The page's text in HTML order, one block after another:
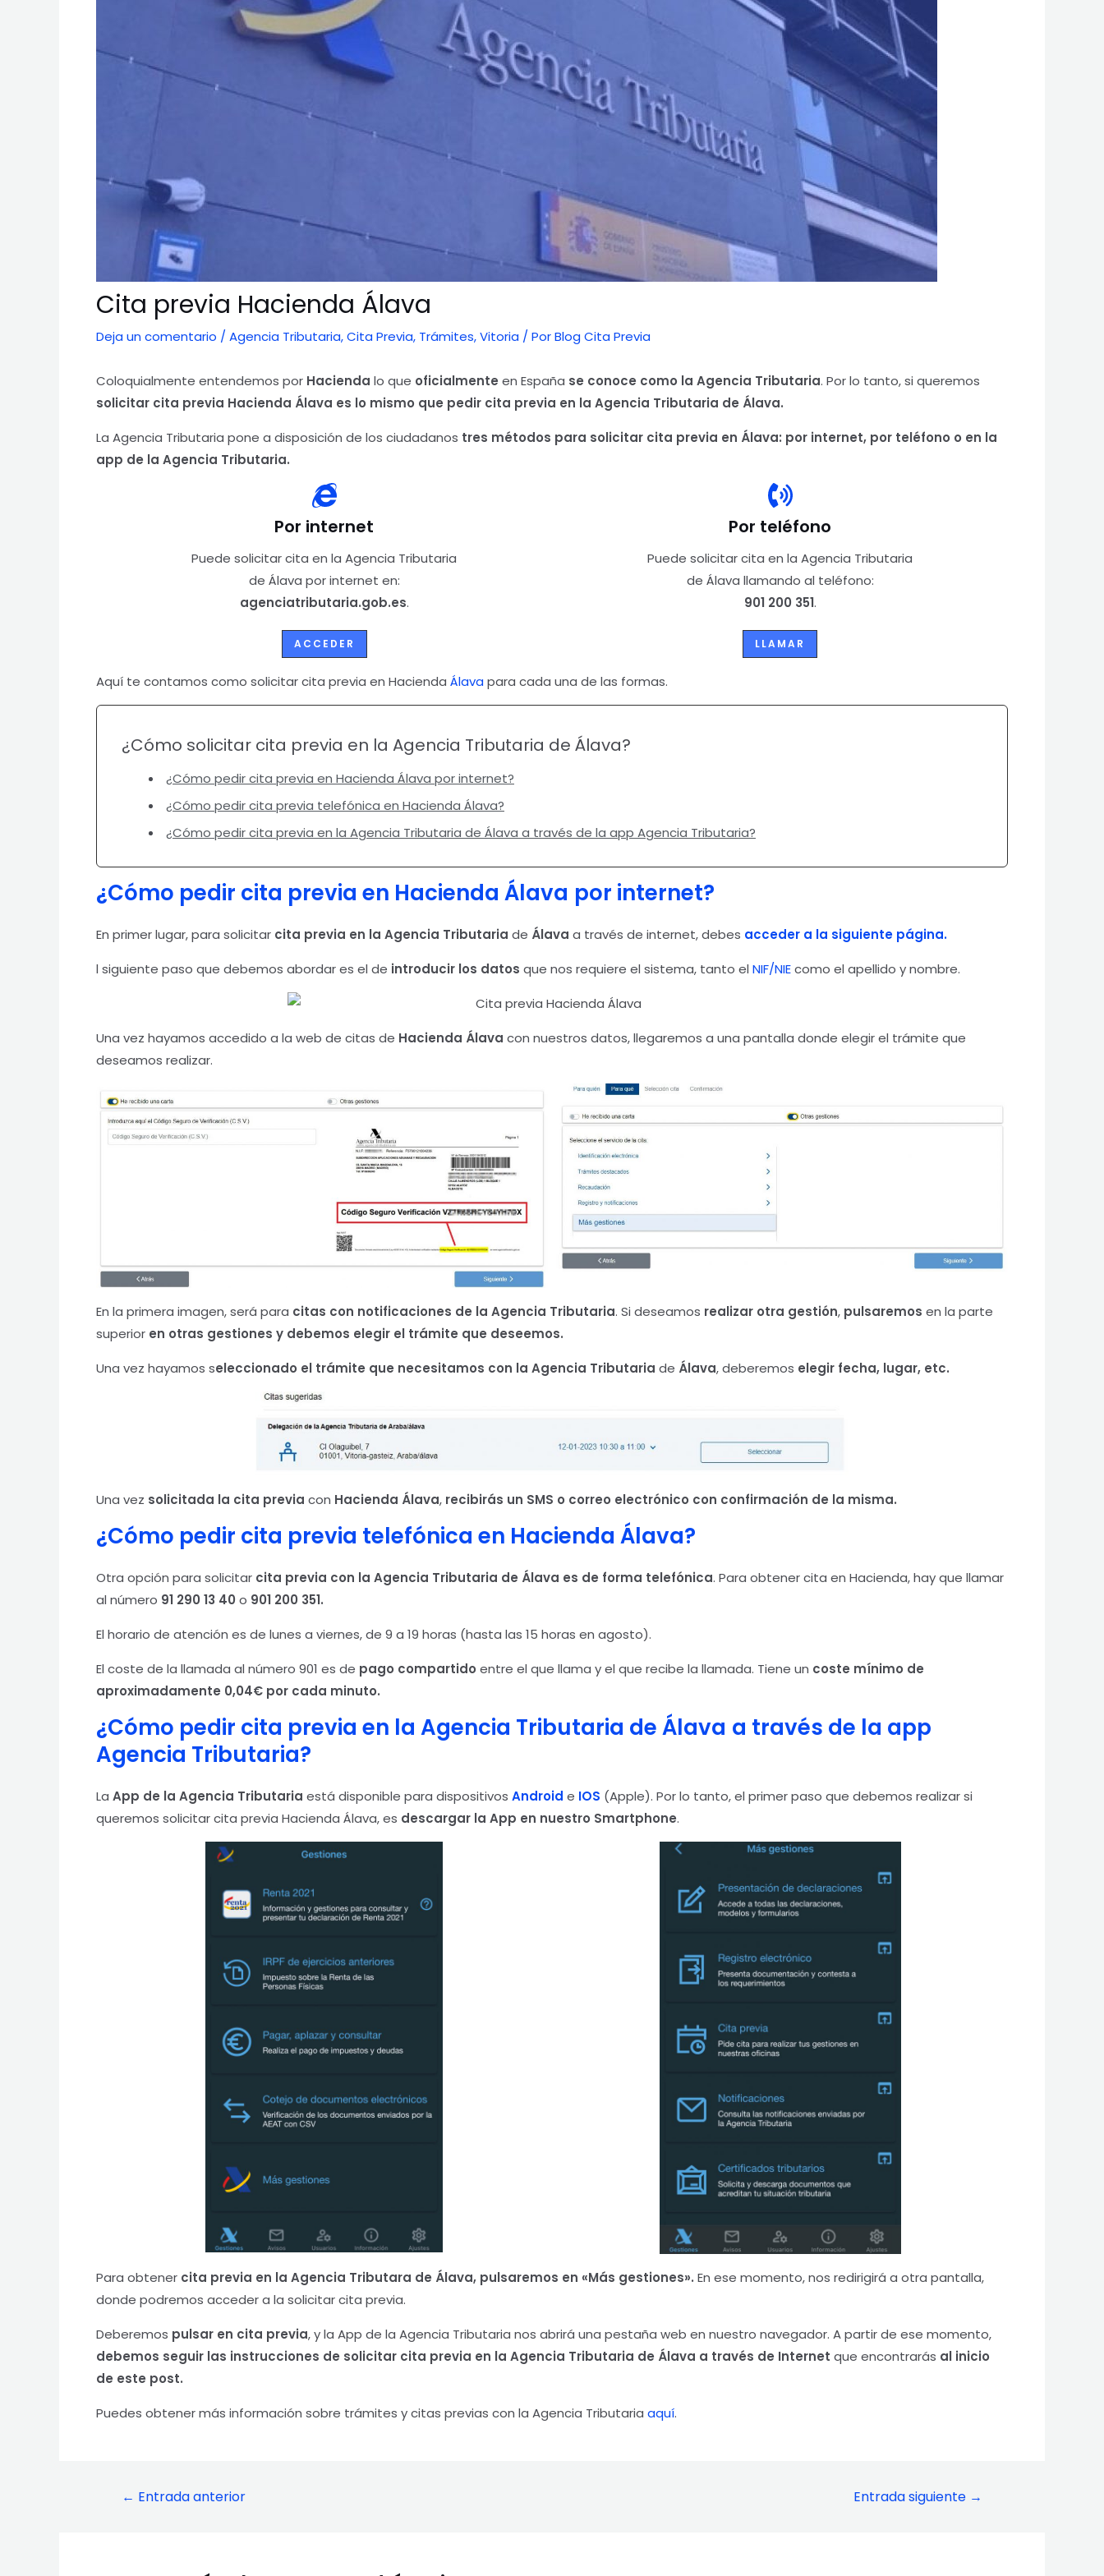
Cita previa Hacienda Álava
Deja un comentario / Agencia Tributaria,Cita Previa, Trámites,Vitoria / PorBlog Cita Previa
Coloquialmente entendemos por Hacienda lo que oficialmente en España se conoce como la Agencia Tributaria. Por lo tanto, si queremos
solicitar cita previa Hacienda Álava es lo mismo que pedir cita previa en la Agencia Tributaria de Álava.
La Agencia Tributaria pone a disposición de los ciudadanos tres métodos para solicitar cita previa en Álava: por internet, por teléfono o en la
app de la Agencia Tributaria.
Por internet
Puede solicitar cita en la Agencia Tributaria
de Álava por internet en:
agenciatributaria.gob.es.
ACCEDER
Por teléfono
Puede solicitar cita en la Agencia Tributaria
de Álava llamando al teléfono:
901 200 351.
LLAMAR
Aquí te contamos como solicitar cita previa en Hacienda Álavapara cada una de las formas.
¿Cómo solicitar cita previa en la Agencia Tributaria de Álava?
¿Cómo pedir cita previa en Hacienda Álava por internet?
¿Cómo pedir cita previa telefónica en Hacienda Álava?
¿Cómo pedir cita previa en la Agencia Tributaria de Álava a través de la app Agencia Tributaria?
¿Cómo pedir cita previa en Hacienda Álava por internet?
En primer lugar, para solicitar cita previa en la Agencia Tributaria de Álava a través de internet, debes acceder a la siguiente página.
l siguiente paso que debemos abordar es el de introducir los datos que nos requiere el sistema, tanto el NIF/NIEcomo el apellido y nombre.
Una vez hayamos accedido a la web de citas de Hacienda Álava con nuestros datos, llegaremos a una pantalla donde elegir el trámite que
deseamos realizar.
En la primera imagen, será para citas con notificaciones de la Agencia Tributaria. Si deseamos realizar otra gestión, pulsaremos en la parte
superior en otras gestiones y debemos elegir el trámite que deseemos.
Una vez hayamos seleccionado el trámite que necesitamos con la Agencia Tributaria de Álava, deberemos elegir fecha, lugar, etc.
Una vez solicitada la cita previa con Hacienda Álava, recibirás un SMS o correo electrónico con confirmación de la misma.
¿Cómo pedir cita previa telefónica en Hacienda Álava?
Otra opción para solicitar cita previa con la Agencia Tributaria de Álava es de forma telefónica. Para obtener cita en Hacienda, hay que llamar
al número 91 290 13 40 o 901 200 351.
El horario de atención es de lunes a viernes, de 9 a 19 horas (hasta las 15 horas en agosto).
El coste de la llamada al número 901 es de pago compartido entre el que llama y el que recibe la llamada. Tiene un coste mínimo de
aproximadamente 0,04€ por cada minuto.
¿Cómo pedir cita previa en la Agencia Tributaria de Álava a través de la app
Agencia Tributaria?
La App de la Agencia Tributaria está disponible para dispositivos Android e IOS (Apple). Por lo tanto, el primer paso que debemos realizar si
queremos solicitar cita previa Hacienda Álava, es descargar la App en nuestro Smartphone.
Para obtener cita previa en la Agencia Tributara de Álava, pulsaremos en «Más gestiones». En ese momento, nos redirigirá a otra pantalla,
donde podremos acceder a la solicitar cita previa.
Deberemos pulsar en cita previa, y la App de la Agencia Tributaria nos abrirá una pestaña web en nuestro navegador. A partir de ese momento,
debemos seguir las instrucciones de solicitar cita previa en la Agencia Tributaria de Álava a través de Internet que encontrarás al inicio
de este post.
Puedes obtener más información sobre trámites y citas previas con la Agencia Tributaria aquí.
Navegación
← Entrada anterior Entrada siguiente →